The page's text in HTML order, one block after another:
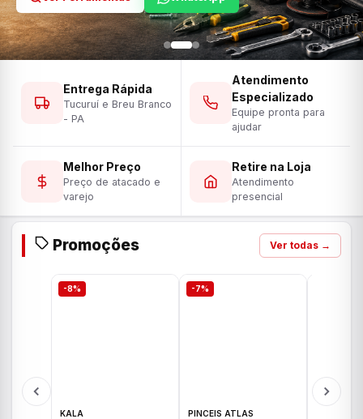
Entrega Rápida
Tucuruí e Breu Branco
- PA
Atendimento
Especializado
Equipe pronta para
ajudar
Melhor Preço
Preço de atacado e
varejo
Retire na Loja
Atendimento
presencial
Promoções Ver todas →
-8%
KALA
-7%
PINCEIS ATLAS